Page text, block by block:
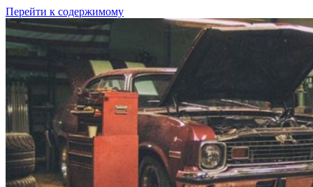
Перейти к содержимому